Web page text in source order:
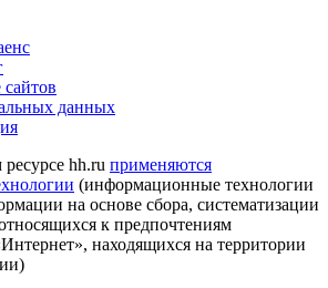
данных
hh.ru применяются
(информационные технологии
на основе сбора, систематизации
к предпочтениям
находящихся на территории